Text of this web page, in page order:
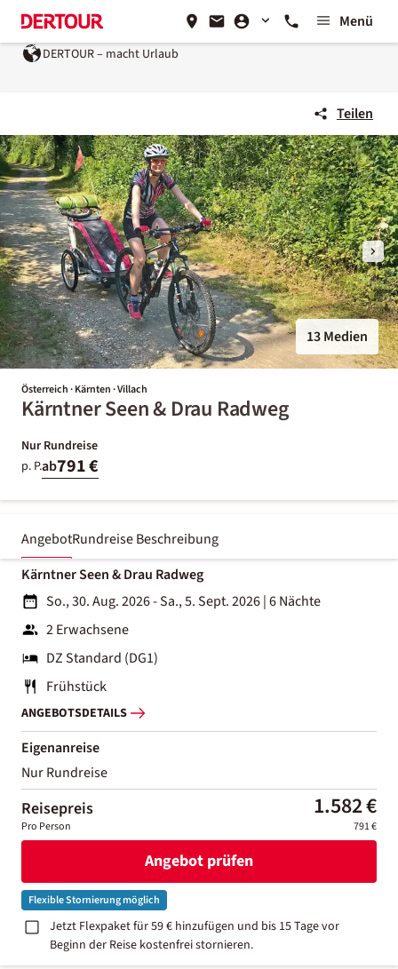
Menü
DERTOUR – macht Urlaub
Teilen
13 Medien
Österreich · Kärnten · Villach
Kärntner Seen & Drau Radweg
Nur Rundreise
p. P.ab791 €
AngebotRundreise Beschreibung
Kärntner Seen & Drau Radweg
So., 30. Aug. 2026 - Sa., 5. Sept. 2026|6 Nächte
2 Erwachsene
DZ Standard (DG1)
Frühstück
ANGEBOTSDETAILS
Eigenanreise
Nur Rundreise
Reisepreis 1.582 €
Pro Person 791 €
Angebot prüfen
Flexible Stornierung möglich
Jetzt Flexpaket für 59 € hinzufügen und bis 15 Tage vor
Beginn der Reise kostenfrei stornieren.